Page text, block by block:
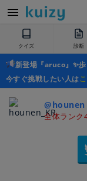
クイズ 診断
新登場『aruco』✨
今すぐ挑戦したい人は
全体ランク